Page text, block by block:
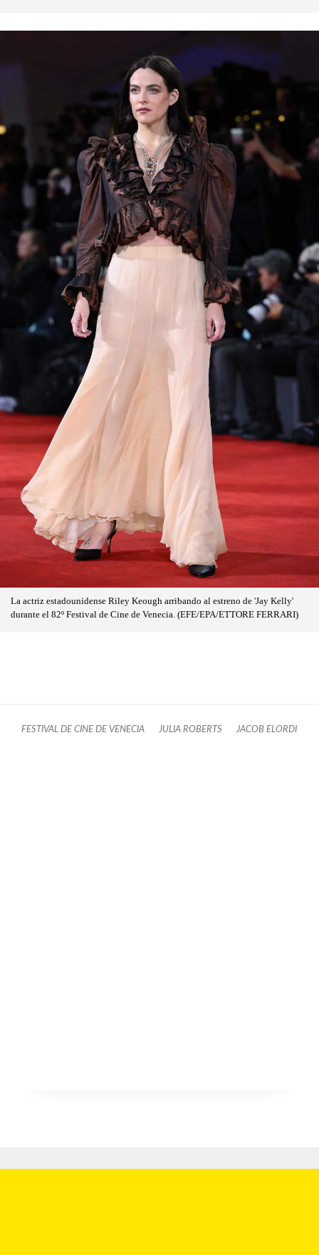
La actriz estadounidense Riley Keough arribando al estreno de 'Jay Kelly'
durante el 82º Festival de Cine de Venecia. (EFE/EPA/ETTORE FERRARI)
FESTIVAL DE CINE DE VENECIA JULIA ROBERTS JACOB ELORDI